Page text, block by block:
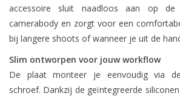
accessoire sluit naadloos aan op de
camerabody en zorgt voor een
bij langere shoots of wanneer je uit de
Slim ontworpen voor jouw workflow
De plaat monteer je eenvoudig via
schroef. Dankzij de geïntegreerde